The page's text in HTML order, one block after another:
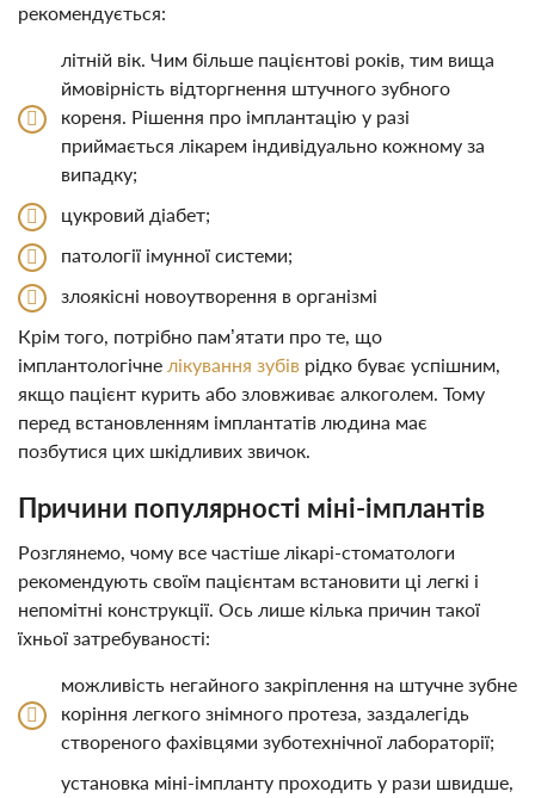
рекомендується:
літній вік. Чим більше пацієнтові років, тим вища
ймовірність відторгнення штучного зубного
кореня. Рішення про імплантацію у разі
приймається лікарем індивідуально кожному за
випадку;
цукровий діабет;
патології імунної системи;
злоякісні новоутворення в організмі
Крім того, потрібно пам’ятати про те, що
імплантологічне лікування зубів рідко буває успішним,
якщо пацієнт курить або зловживає алкоголем. Тому
перед встановленням імплантатів людина має
позбутися цих шкідливих звичок.
Причини популярності міні-імплантів
Розглянемо, чому все частіше лікарі-стоматологи
рекомендують своїм пацієнтам встановити ці легкі і
непомітні конструкції. Ось лише кілька причин такої
їхньої затребуваності:
можливість негайного закріплення на штучне зубне
коріння легкого знімного протеза, заздалегідь
створеного фахівцями зуботехнічної лабораторії;
установка міні-імпланту проходить у рази швидше,